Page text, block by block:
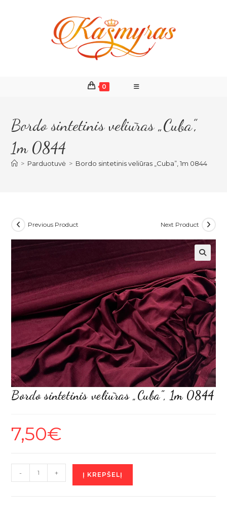
0
Bordo sintetinis veliūras „Cuba”,
1m 0844
> Parduotuvė > Bordo sintetinis veliūras „Cuba”, 1m 0844
Previous Product Next Product
Bordo sintetinis veliūras „Cuba”, 1m 0844
7,50€
produkto
kiekis:
- + Į KREPŠELĮ